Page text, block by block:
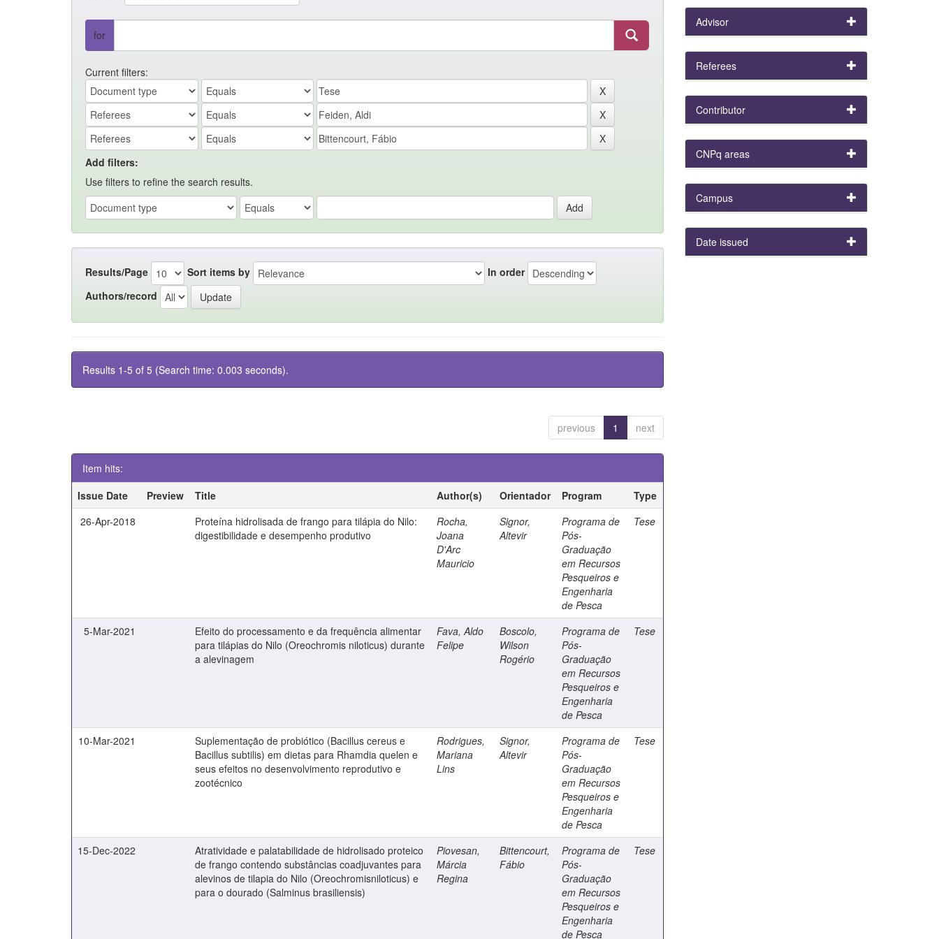
for
Current filters:
Add filters:
Use filters to refine the search results.
Results/Page Sort items by
In order
Authors/record
Results 1-5 of 5 (Search time: 0.003 seconds).
previous 1 next
Item hits:
Issue Date
Preview Title Author(s) Orientador Program
Type
26-Apr-2018
Proteína hidrolisada de frango para tilápia do Nilo:
digestibilidade e desempenho produtivo
Rocha,
Joana
D'Arc
Mauricio
Signor,
Altevir
Programa de
Pós-
Graduação
em Recursos
Pesqueiros e
Engenharia
de Pesca
Tese
5-Mar-2021
Efeito do processamento e da frequência alimentar
para tilápias do Nilo (Oreochromis niloticus) durante
a alevinagem
Fava, Aldo
Felipe
Boscolo,
Wilson
Rogério
Programa de
Pós-
Graduação
em Recursos
Pesqueiros e
Engenharia
de Pesca
Tese
10-Mar-2021
Suplementação de probiótico (Bacillus cereus e
Bacillus subtilis) em dietas para Rhamdia quelen e
seus efeitos no desenvolvimento reprodutivo e
zootécnico
Rodrigues,
Mariana
Lins
Signor,
Altevir
Programa de
Pós-
Graduação
em Recursos
Pesqueiros e
Engenharia
de Pesca
Tese
15-Dec-2022
Atratividade e palatabilidade de hidrolisado proteico
de frango contendo substâncias coadjuvantes para
alevinos de tilapia do Nilo (Oreochromisniloticus) e
para o dourado (Salminus brasiliensis)
Piovesan,
Márcia
Regina
Bittencourt,
Fábio
Programa de
Pós-
Graduação
em Recursos
Pesqueiros e
Engenharia
de Pesca
Tese
Advisor
Referees
Contributor
CNPq areas
Campus
Date issued